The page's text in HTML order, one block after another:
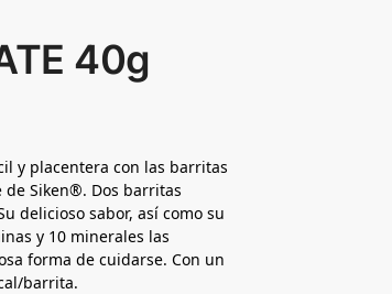
40g
y placentera con las barritas
Siken®. Dos barritas
delicioso sabor, así como su
y 10 minerales las
forma de cuidarse. Con un
barrita.